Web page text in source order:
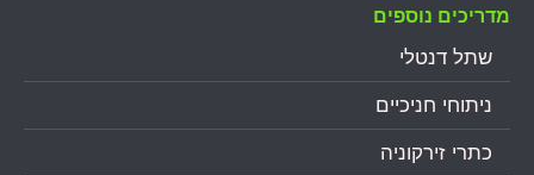
מדריכים נוספים
שתל דנטלי
ניתוחי חניכיים
כתרי זירקוניה